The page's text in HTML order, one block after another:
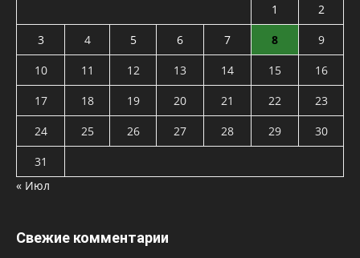
1
2
3
4 5 6 7 8
9
10
11 12 13 14 15
16
17
18 19 20 21 22
23
24
25 26 27 28 29
30
31
« Июл
Свежие комментарии